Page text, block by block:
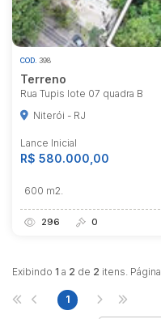
COD. 398
Terreno
Rua Tupis lote 07 quadra B
Niterói - RJ
Lance Inicial
R$ 580.000,00
600 m2.
296 0
Exibindo 1 a 2 de 2 itens. Página
1